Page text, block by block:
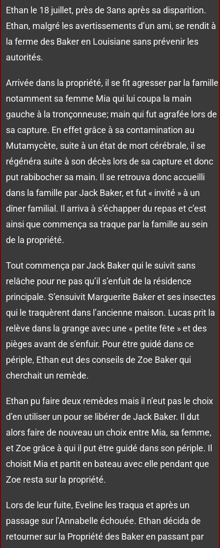
Ethan le 18 juillet, près de 3ans après sa disparition.
Ethan, malgré les avertissements d’un ami, se rendit à
la ferme des Baker en Louisiane sans prévenir les
autorités.
Arrivée dans la propriété, il se fit agresser par la famille
notamment sa femme Mia qui lui coupa la main
gauche à la tronçonneuse; main qui fut agrafée lors de
sa capture. En effet grâce à sa contamination au
Mutamycète, suite à un état de mort cérébrale, il se
régénéra suite à son décès lors de sa capture et donc
put rabibocher sa main. Il se retrouva donc accueilli
dans la famille par Jack Baker, et fut « invité » à un
dîner familial. Il arriva à s’échapper du repas et c’est
ainsi que commença sa traque par la famille au sein
de la propriété.
Tout commença par Jack Baker qui le suivit sans
relâche pour ne pas qu’il s’enfuit de la résidence
principale. S’ensuivit Marguerite Baker et ses insectes
qui le traquèrent dans l’ancienne maison. Lucas prit la
relève dans la grange avec une « petite fête » et des
pièges avant de s’enfuir. Pour être guidé dans ce
périple, Ethan eut des conseils de Zoe Baker qui
cherchait un remède.
Ethan pu faire deux remèdes mais il n’eut pas le choix
d’en utiliser un pour se libérer de Jack Baker. Il dut
alors faire de nouveau un choix entre Mia, sa femme,
et Zoe grâce à qui il put être guidé dans son périple. Il
choisit Mia et partit en bateau avec elle pendant que
Zoe resta sur la propriété.
Lors de leur fuite, Eveline les traqua et après un
passage sur l’Annabelle échouée. Ethan décida de
retourner sur la Propriété des Baker en passant par